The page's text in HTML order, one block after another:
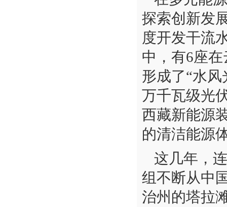
探索创新发
度开发干流
中，有6座
形成了“水
万千瓦级光
西藏新能源
的清洁能源
这几年，
组不断从中
治州的塔拉